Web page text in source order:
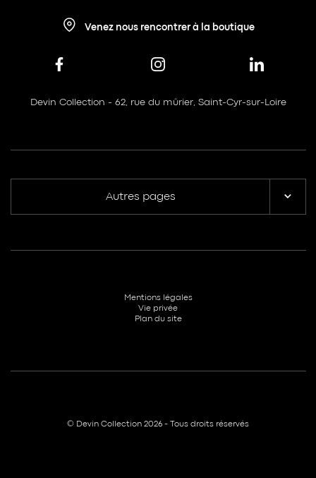
Venez nous rencontrer à la boutique
Devin Collection - 62, rue du mûrier, Saint-Cyr-sur-Loire
Autres pages
© Devin Collection 2026 - Tous droits réservés
Mentions légales
Vie privée
Plan du site